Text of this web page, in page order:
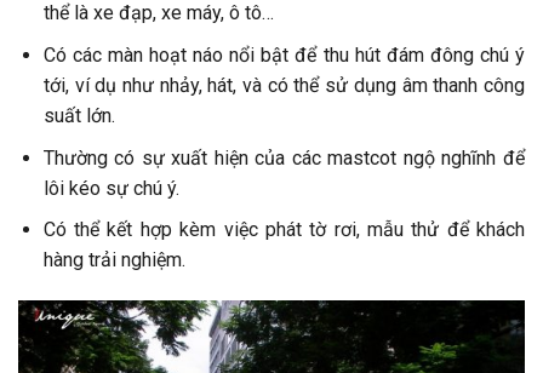
thể là xe đạp, xe máy, ô tô…
Có các màn hoạt náo nổi bật để thu hút đám đông chú ý
tới, ví dụ như nhảy, hát, và có thể sử dụng âm thanh công
suất lớn.
Thường có sự xuất hiện của các mastcot ngộ nghĩnh để
lôi kéo sự chú ý.
Có thể kết hợp kèm việc phát tờ rơi, mẫu thử để khách
hàng trải nghiệm.